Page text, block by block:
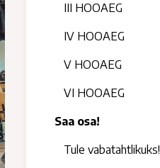
III HOOAEG
IV HOOAEG
V HOOAEG
VI HOOAEG
Saa osa!
Tule vabatahtlikuks!